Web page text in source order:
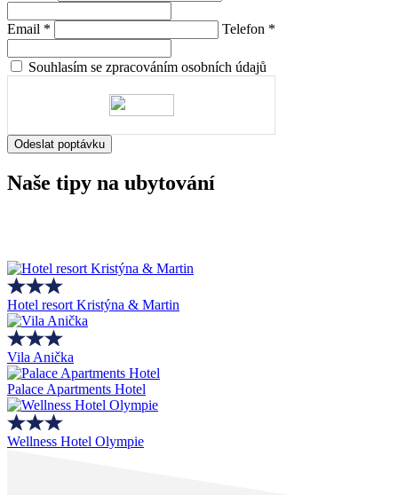
Email * Telefon *
Souhlasím se zpracováním osobních údajů
Odeslat poptávku
Naše tipy na ubytování
Hotel resort Kristýna & Martin
Vila Anička
Palace Apartments Hotel
Wellness Hotel Olympie